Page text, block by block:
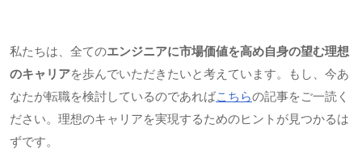
私たちは、全てのエンジニアに市場価値を高め自身の望む理想
のキャリアを歩んでいただきたいと考えています。もし、今あ
なたが転職を検討しているのであればこちらの記事をご一読く
ださい。理想のキャリアを実現するためのヒントが見つかるは
ずです。